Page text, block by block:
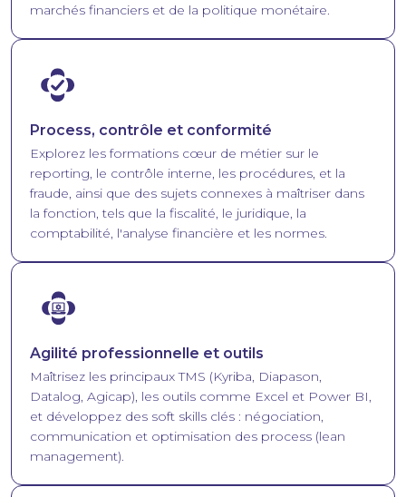
marchés financiers et de la politique monétaire.
Image
Process, contrôle et conformité
Explorez les formations cœur de métier sur le
reporting, le contrôle interne, les procédures, et la
fraude, ainsi que des sujets connexes à maîtriser dans
la fonction, tels que la fiscalité, le juridique, la
comptabilité, l'analyse financière et les normes.
Image
Agilité professionnelle et outils
Maîtrisez les principaux TMS (Kyriba, Diapason,
Datalog, Agicap), les outils comme Excel et Power BI,
et développez des soft skills clés : négociation,
communication et optimisation des process (lean
management).